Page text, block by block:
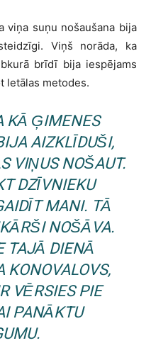
viņa suņu nošaušana bija
Viņš norāda, ka
brīdī bija iespējams
letālas metodes.
KĀ ĢIMENES
AIZKLĪDUŠI,
VIŅUS NOŠAUT.
DZĪVNIEKU
MANI. TĀ
NOŠĀVA.
TAJĀ DIENĀ
KONOVALOVS,
VĒRSIES PIE
PANĀKTU